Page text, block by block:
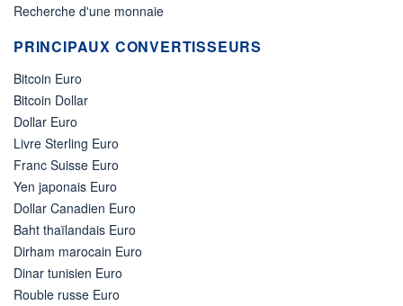
Recherche d'une monnaie
PRINCIPAUX CONVERTISSEURS
Bitcoin Euro
Bitcoin Dollar
Dollar Euro
Livre Sterling Euro
Franc Suisse Euro
Yen japonais Euro
Dollar Canadien Euro
Baht thaïlandais Euro
Dirham marocain Euro
Dinar tunisien Euro
Rouble russe Euro